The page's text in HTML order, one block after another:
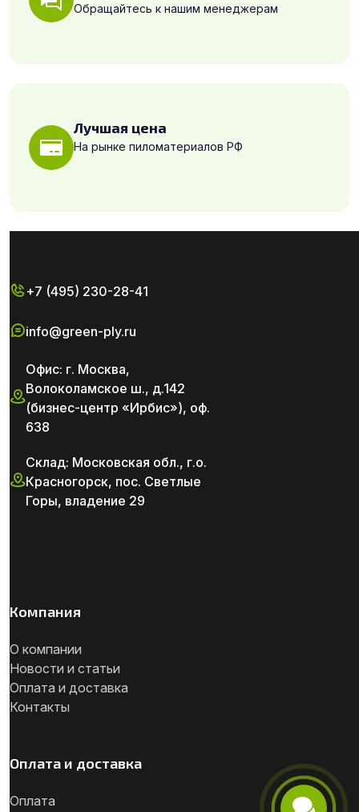
Обращайтесь к нашим менеджерам
Лучшая цена
На рынке пиломатериалов РФ
+7 (495) 230-28-41
info@green-ply.ru
Офис: г. Москва,
Волоколамское ш., д.142
(бизнес-центр «Ирбис»), оф.
638
Склад: Московская обл., г.о.
Красногорск, пос. Светлые
Горы, владение 29
Компания
О компании
Новости и статьи
Оплата и доставка
Контакты
Оплата и доставка
Оплата